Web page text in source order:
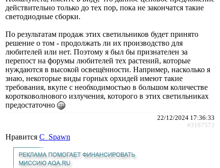
действительно только до тех пор, пока не закончатся такие
светодиодные сборки.
По результатам продаж этих светильников будет принято
решение о том - продолжать ли их производство для
любителей или нет. Поэтому я был бы признателен за
перепост на форумы любителей тех растений, которые
нуждаются в высокой освещённости. Например, насколько я
знаю, некоторые виды горных орхидей имеют такие
требования, вкупе с необходимостью в большом количестве
коротковолнового излучения, которого в этих светильниках
предостаточно
22/12/2024 17:36:33
#3187573
Нравится C_Spawn